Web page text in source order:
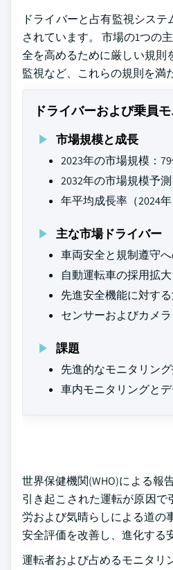
ドライバーと占有監視システ
されています。 市場の1つの
全を高めるために厳しい規則
監視など、これらの規則を満
ドライバーおよび乗員
市場規模と成長
2023年の市場規模：
2032年の市場規模予
年平均成長率（2024
主な市場ドライバー
車両安全と規制遵守
自動運転車の採用拡大
先進安全機能に対す
センサーおよびカメ
課題
先進的なモニタリン
車内モニタリングと
世界保健機関(WHO)による報
引き起こされた運転が原因
労および気晴らしによる道の
安全評価を改善し、進化する
運転者および占めるモニタリ